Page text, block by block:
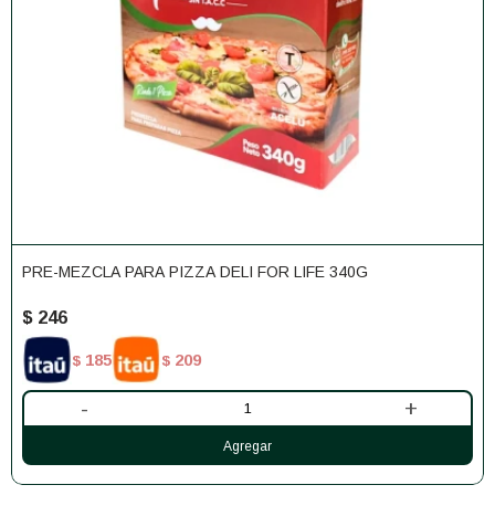
PRE-MEZCLA PARA PIZZA DELI FOR LIFE 340G
$ 246
$ 185 $ 209
- +